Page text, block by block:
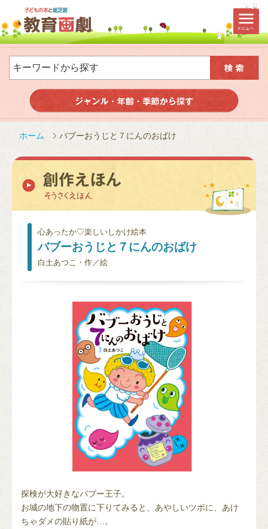
ホーム バブーおうじと７にんのおばけ
心あったか♡楽しいしかけ絵本
バブーおうじと７にんのおばけ
白土あつこ・作／絵
探検が大好きなバブー王子。
お城の地下の物置に下りてみると、あやしいツボに、あけ
ちゃダメの貼り紙が…。